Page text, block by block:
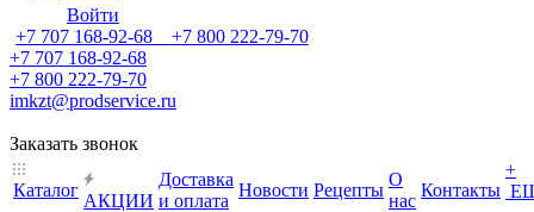
Войти
+7 707 168-92-68 +7 800 222-79-70
+7 707 168-92-68
+7 800 222-79-70
imkzt@prodservice.ru
Заказать звонок
Каталог
АКЦИИ
Доставка
и оплата
Новости Рецепты
О
нас
Контакты
+